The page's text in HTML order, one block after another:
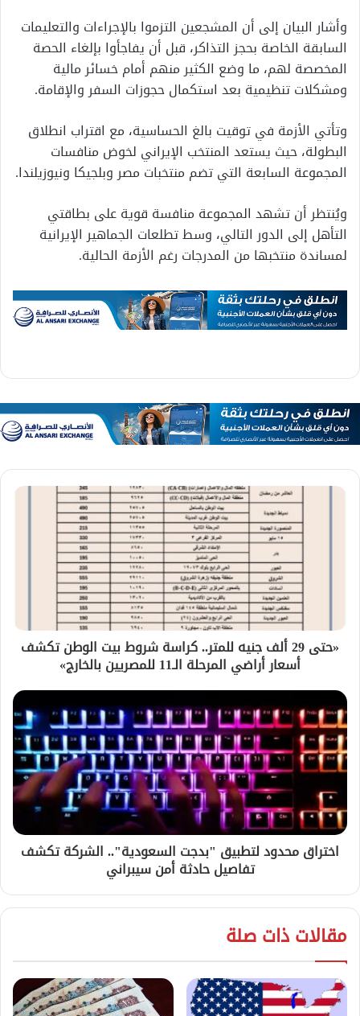
وأشار البيان إلى أن المشجعين التزموا بالإجراءات والتعليمات
السابقة الخاصة بحجز التذاكر، قبل أن يفاجأوا بإلغاء الحصة
المخصصة لهم، ما وضع الكثير منهم أمام خسائر مالية
ومشكلات تنظيمية بعد استكمال حجوزات السفر والإقامة.
وتأتي الأزمة في توقيت بالغ الحساسية، مع اقتراب انطلاق
البطولة، حيث يستعد المنتخب الإيراني لخوض منافسات
المجموعة السابعة التي تضم منتخبات مصر وبلجيكا ونيوزيلندا.
ويُنتظر أن تشهد المجموعة منافسة قوية على بطاقتي
التأهل إلى الدور التالي، وسط تطلعات الجماهير الإيرانية
لمساندة منتخبها من المدرجات رغم الأزمة الحالية.
«حتى 29 ألف جنيه للمتر.. كراسة شروط بيت الوطن تكشف
أسعار أراضي المرحلة الـ11 للمصريين بالخارج»
اختراق محدود لتطبيق "بدجت السعودية".. الشركة تكشف
تفاصيل حادثة أمن سيبراني
مقالات ذات صلة